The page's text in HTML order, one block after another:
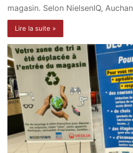
magasin. Selon NielsenIQ,
Lire la suite »